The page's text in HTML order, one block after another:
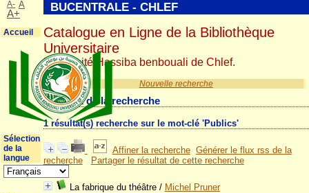
Nouvelle recherche
Résultat de la recherche
1 résultat(s) recherche sur le mot-clé 'Publics'
Affiner la recherche Générer le flux rss de la
recherche
Partager le résultat de cette recherche
La fabrique du théâtre/ Michel Pruner
BUCENTRALE - CHLEF
Catalogue en Ligne de la Bibliothèque
Universitaire
Université Hassiba benbouali de Chlef.
A- A
A+
Accueil
Sélection
de la
langue